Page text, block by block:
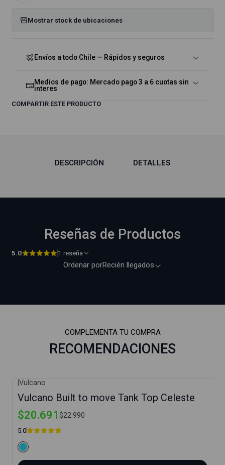
Mostrar stock de ubicaciones
Envíos a todo Chile — Rápidos y seguros
Medios de pago: Mercado pago 3 a 6 cuotas sin
interes
COMPARTIR ESTE PRODUCTO
DESCRIPCIÓN DETALLES
Reseñas de Productos
5.0 1 reseña
Ordenar porRecién llegados
COMPLEMENTA TU COMPRA
RECOMENDACIONES
Vulcano
Vulcano Built to move Tank Top Celeste
$20.691$22.990
5.0